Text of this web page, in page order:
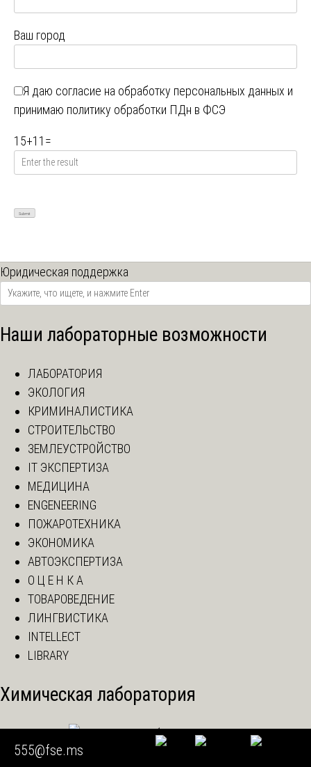
Ваш город
Я даю согласие на обработку персональных данных и
принимаю политику обработки ПДн в ФСЭ
15+11 =
Юридическая поддержка
Наши лабораторные возможности
ЛАБОРАТОРИЯ
ЭКОЛОГИЯ
КРИМИНАЛИСТИКА
СТРОИТЕЛЬСТВО
ЗЕМЛЕУСТРОЙСТВО
IT ЭКСПЕРТИЗА
МЕДИЦИНА
ENGENEERING
ПОЖАРОТЕХНИКА
ЭКОНОМИКА
АВТОЭКСПЕРТИЗА
О Ц Е Н К А
ТОВАРОВЕДЕНИЕ
ЛИНГВИСТИКА
INTELLECT
LIBRARY
Химическая лаборатория
555@fse.ms